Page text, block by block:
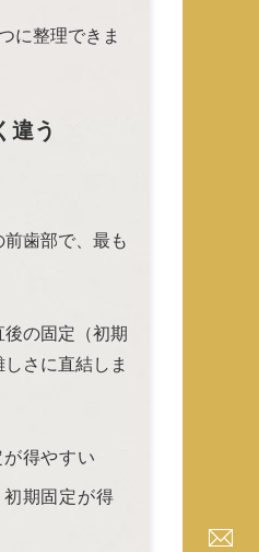
に整理できま
違う
歯部で、最も
の固定（初期
さに直結しま
得やすい
初期固定が得